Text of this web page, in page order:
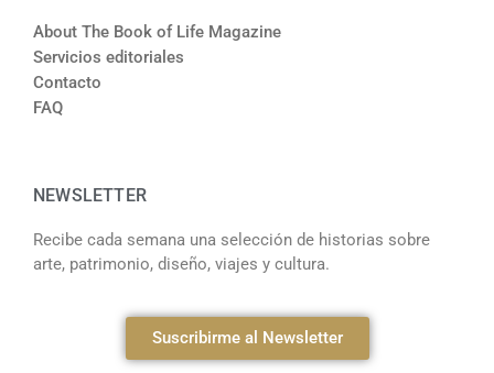
About The Book of Life Magazine
Servicios editoriales
Contacto
FAQ
NEWSLETTER
Recibe cada semana una selección de historias sobre
arte, patrimonio, diseño, viajes y cultura.
Suscribirme al Newsletter